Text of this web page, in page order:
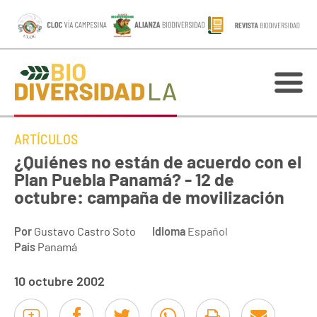
ARTÍCULOS
¿Quiénes no están de acuerdo con el
Plan Puebla Panamá? - 12 de
octubre: campaña de movilización
Por Gustavo Castro Soto Idioma Español
País Panamá
10 octubre 2002